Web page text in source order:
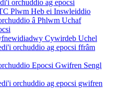
orchuddio ag epocsi
Plwm Heb ei Inswleiddio
â Phlwm Uchaf
Cywirdeb Uchel
orchuddio ag epocsi ffrâm
Epocsi Gwifren Sengl
orchuddio ag epocsi gwifren